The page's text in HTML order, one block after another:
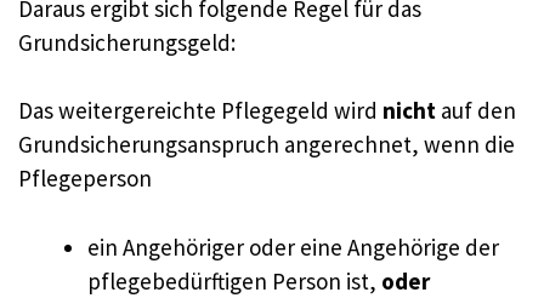
Daraus ergibt sich folgende Regel für das
Grundsicherungsgeld:
Das weitergereichte Pflegegeld wird nicht auf den
Grundsicherungsanspruch angerechnet, wenn die
Pflegeperson
ein Angehöriger oder eine Angehörige der
pflegebedürftigen Person ist, oder